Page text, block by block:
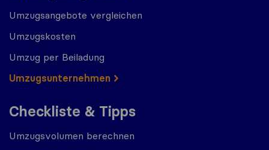
Umzugsangebote vergleichen
Umzugskosten
Umzug per Beiladung
Umzugs​​unternehmen
Checkliste & Tipps
Umzugsvolumen berechnen